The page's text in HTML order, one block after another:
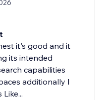
it's good and it
its intended
capabilities
additionally I